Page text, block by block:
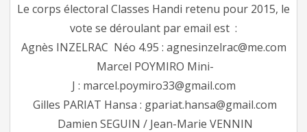
Le corps électoral Classes Handi retenu pour 2015, le
vote se déroulant par email est :
Agnès INZELRAC Néo 4.95 : agnesinzelrac@me.com
Marcel POYMIRO Mini-
J : marcel.poymiro33@gmail.com
Gilles PARIAT Hansa : gpariat.hansa@gmail.com
Damien SEGUIN / Jean-Marie VENNIN